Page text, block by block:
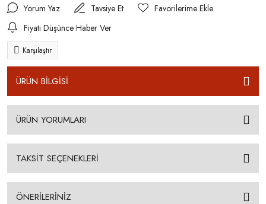
Yorum Yaz
Tavsiye Et
Fiyatı Düşünce Haber Ver
Karşılaştır
ÜRÜN BİLGİSİ
ÜRÜN YORUMLARI
TAKSİT SEÇENEKLERİ
ÖNERİLERİNİZ